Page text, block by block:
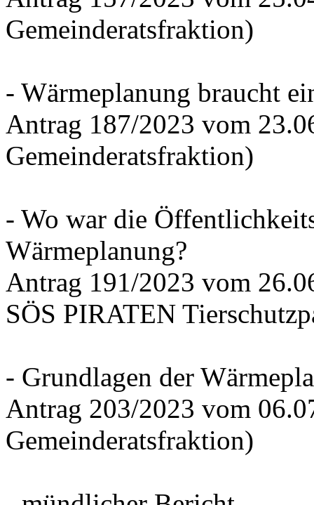
Gemeinderatsfraktion)
- Wärmeplanung braucht
Antrag 187/2023 vom
Gemeinderatsfraktion)
- Wo war die
Wärmeplanung?
Antrag 191/2023 vom
SÖS PIRATEN
- Grundlagen der
Antrag 203/2023 vom
Gemeinderatsfraktion)